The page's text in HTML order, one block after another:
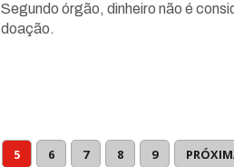
Segundo órgão, dinheiro não é
doação.
5 6 7 8 9